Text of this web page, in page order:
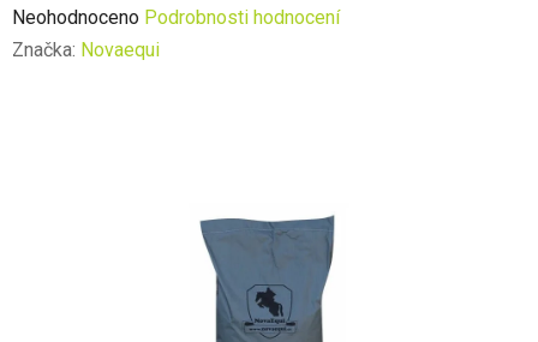
Průměrné
hodnocení
Neohodnoceno Podrobnosti hodnocení
Značka: Novaequi